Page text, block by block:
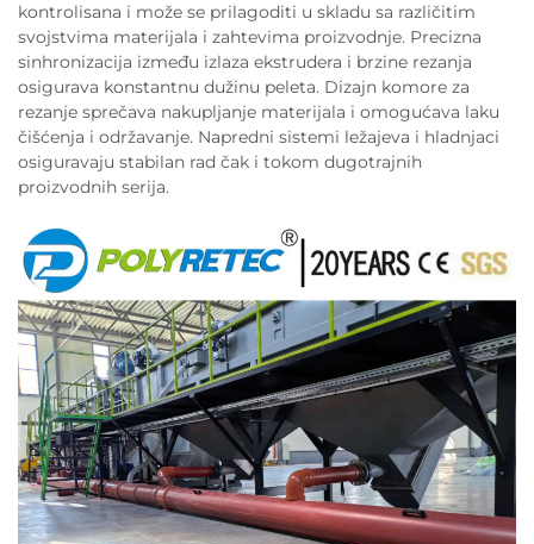
kontrolisana i može se prilagoditi u skladu sa različitim
svojstvima materijala i zahtevima proizvodnje. Precizna
sinhronizacija između izlaza ekstrudera i brzine rezanja
osigurava konstantnu dužinu peleta. Dizajn komore za
rezanje sprečava nakupljanje materijala i omogućava laku
čišćenja i održavanje. Napredni sistemi ležajeva i hladnjaci
osiguravaju stabilan rad čak i tokom dugotrajnih
proizvodnih serija.